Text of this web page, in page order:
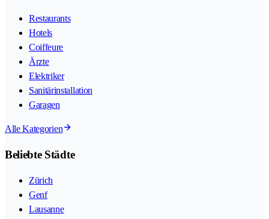
Restaurants
Hotels
Coiffeure
Ärzte
Elektriker
Sanitärinstallation
Garagen
Alle Kategorien
Beliebte Städte
Zürich
Genf
Lausanne